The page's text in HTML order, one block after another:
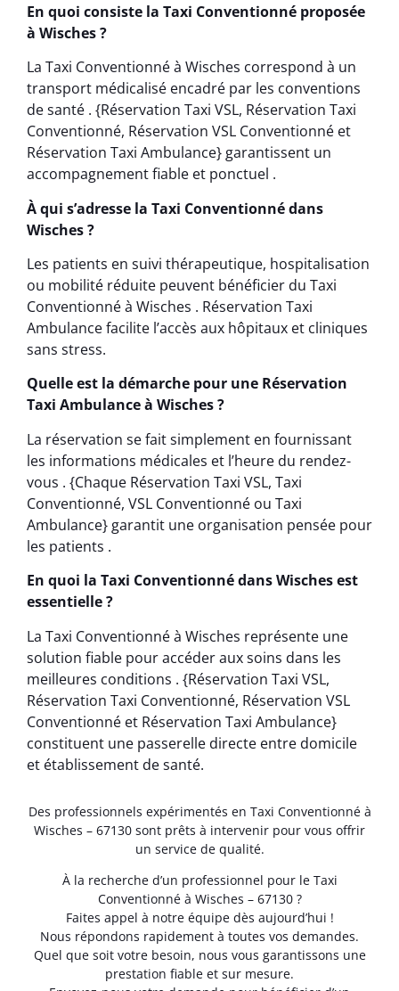
En quoi consiste la Taxi Conventionné proposée
à Wisches ?
La Taxi Conventionné à Wisches correspond à un
transport médicalisé encadré par les conventions
de santé . {Réservation Taxi VSL, Réservation Taxi
Conventionné, Réservation VSL Conventionné et
Réservation Taxi Ambulance} garantissent un
accompagnement fiable et ponctuel .
À qui s’adresse la Taxi Conventionné dans
Wisches ?
Les patients en suivi thérapeutique, hospitalisation
ou mobilité réduite peuvent bénéficier du Taxi
Conventionné à Wisches . Réservation Taxi
Ambulance facilite l’accès aux hôpitaux et cliniques
sans stress.
Quelle est la démarche pour une Réservation
Taxi Ambulance à Wisches ?
La réservation se fait simplement en fournissant
les informations médicales et l’heure du rendez-
vous . {Chaque Réservation Taxi VSL, Taxi
Conventionné, VSL Conventionné ou Taxi
Ambulance} garantit une organisation pensée pour
les patients .
En quoi la Taxi Conventionné dans Wisches est
essentielle ?
La Taxi Conventionné à Wisches représente une
solution fiable pour accéder aux soins dans les
meilleures conditions . {Réservation Taxi VSL,
Réservation Taxi Conventionné, Réservation VSL
Conventionné et Réservation Taxi Ambulance}
constituent une passerelle directe entre domicile
et établissement de santé.
Des professionnels expérimentés en Taxi Conventionné à
Wisches – 67130 sont prêts à intervenir pour vous offrir
un service de qualité.
À la recherche d’un professionnel pour le Taxi
Conventionné à Wisches – 67130 ?
Faites appel à notre équipe dès aujourd’hui !
Nous répondons rapidement à toutes vos demandes.
Quel que soit votre besoin, nous vous garantissons une
prestation fiable et sur mesure.